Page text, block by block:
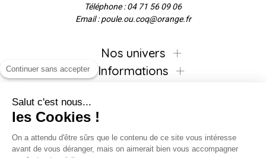
Téléphone : 04 71 56 09 06
Email : poule.ou.coq@orange.fr
Nos univers
Informations
Inscrivez-vous à la newsletter !
Continuer sans accepter
Salut c'est nous...
les Cookies !
On a attendu d'être sûrs que le contenu de ce site vous intéresse
avant de vous déranger, mais on aimerait bien vous accompagner